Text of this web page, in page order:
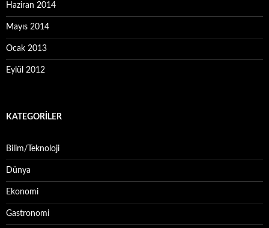
Haziran 2014
Mayıs 2014
Ocak 2013
Eylül 2012
KATEGORILER
Bilim/Teknoloji
Dünya
Ekonomi
Gastronomi